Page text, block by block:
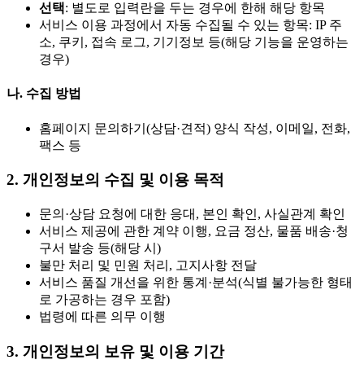
선택: 별도로 입력란을 두는 경우에 한해 해당 항목
서비스 이용 과정에서 자동 수집될 수 있는 항목: IP 주
소, 쿠키, 접속 로그, 기기정보 등(해당 기능을 운영하는
경우)
나. 수집 방법
홈페이지 문의하기(상담·견적) 양식 작성, 이메일, 전화,
팩스 등
2. 개인정보의 수집 및 이용 목적
문의·상담 요청에 대한 응대, 본인 확인, 사실관계 확인
서비스 제공에 관한 계약 이행, 요금 정산, 물품 배송·청
구서 발송 등(해당 시)
불만 처리 및 민원 처리, 고지사항 전달
서비스 품질 개선을 위한 통계·분석(식별 불가능한 형태
로 가공하는 경우 포함)
법령에 따른 의무 이행
3. 개인정보의 보유 및 이용 기간